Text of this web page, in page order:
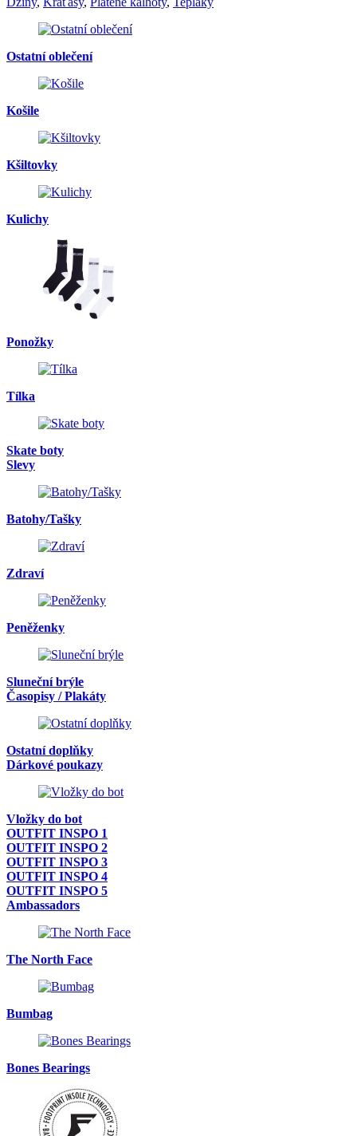
Ostatní oblečení
Košile
Kšiltovky
Kulichy
Ponožky
Tílka
Skate boty
Slevy
Batohy/Tašky
Zdraví
Peněženky
Sluneční brýle
Časopisy / Plakáty
Ostatní doplňky
Dárkové poukazy
Vložky do bot
OUTFIT INSPO 1
OUTFIT INSPO 2
OUTFIT INSPO 3
OUTFIT INSPO 4
OUTFIT INSPO 5
Ambassadors
The North Face
Bumbag
Bones Bearings